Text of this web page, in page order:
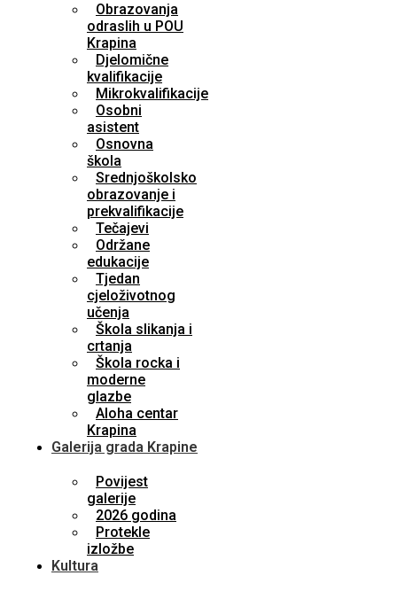
Obrazovanja
odraslih u POU
Krapina
Djelomične
kvalifikacije
Mikrokvalifikacije
Osobni
asistent
Osnovna
škola
Srednjoškolsko
obrazovanje i
prekvalifikacije
Tečajevi
Održane
edukacije
Tjedan
cjeloživotnog
učenja
Škola slikanja i
crtanja
Škola rocka i
moderne
glazbe
Aloha centar
Krapina
Galerija grada Krapine
Povijest
galerije
2026 godina
Protekle
izložbe
Kultura